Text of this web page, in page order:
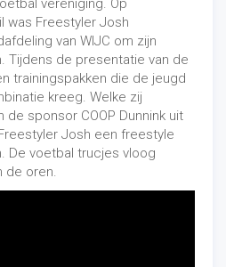
neem dan vrijblijvend contact
naarinfo@freestylerjosh.nl
Graag helpen wij u mee bij
of jubileumfeest. Meer
.
vereniging. Op
was Freestyler Josh
van WIJC om zijn
Tijdens de presentatie van de
trainingspakken die de jeugd
kreeg. Welke zij
sponsor COOP Dunnink uit
Josh een freestyle
De voetbal trucjes vloog
de oren.